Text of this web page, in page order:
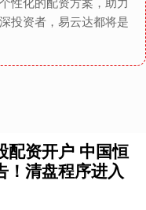
投资者，易云达都将是
配资开户 中国恒
！清盘程序进入